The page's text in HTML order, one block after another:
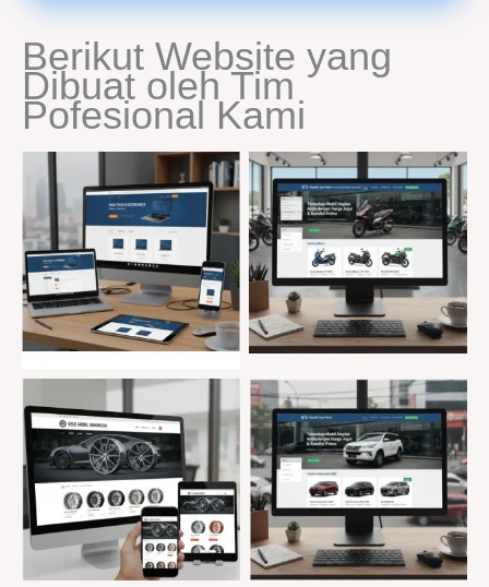
Berikut Website yang
Dibuat oleh Tim
Pofesional Kami